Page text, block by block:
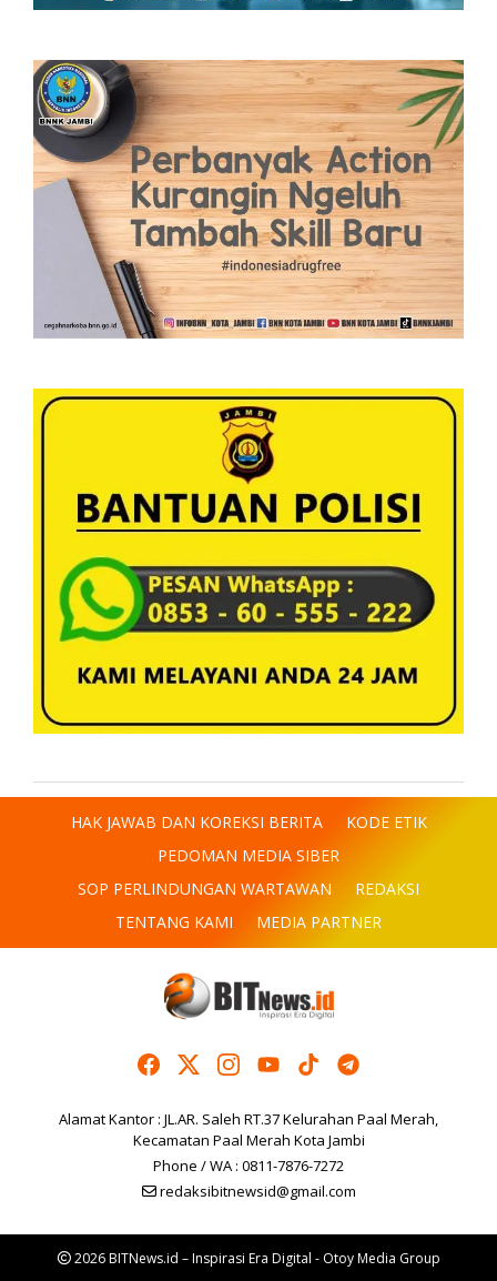
HAK JAWAB DAN KOREKSI BERITA
KODE ETIK
PEDOMAN MEDIA SIBER
SOP PERLINDUNGAN WARTAWAN
REDAKSI
TENTANG KAMI
MEDIA PARTNER
Alamat Kantor : JL.AR. Saleh RT.37 Kelurahan Paal Merah,
Kecamatan Paal Merah Kota Jambi
Phone / WA : 0811-7876-7272
redaksibitnewsid@gmail.com
2026 BITNews.id – Inspirasi Era Digital - Otoy Media Group